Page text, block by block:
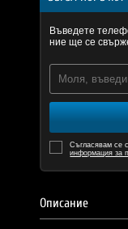
Въведете
ние ще се
Съгласявам се
информация за
Описание